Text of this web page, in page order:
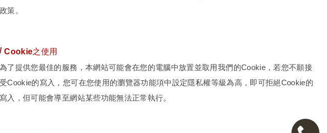
政策。
Cookie之使用
為了提供您最佳的服務，本網站可能會在您的電腦中放置並取用我們的Cookie，若您不願接
受Cookie的寫入，您可在您使用的瀏覽器功能項中設定隱私權等級為高，即可拒絕Cookie的
寫入，但可能會導至網站某些功能無法正常執行。